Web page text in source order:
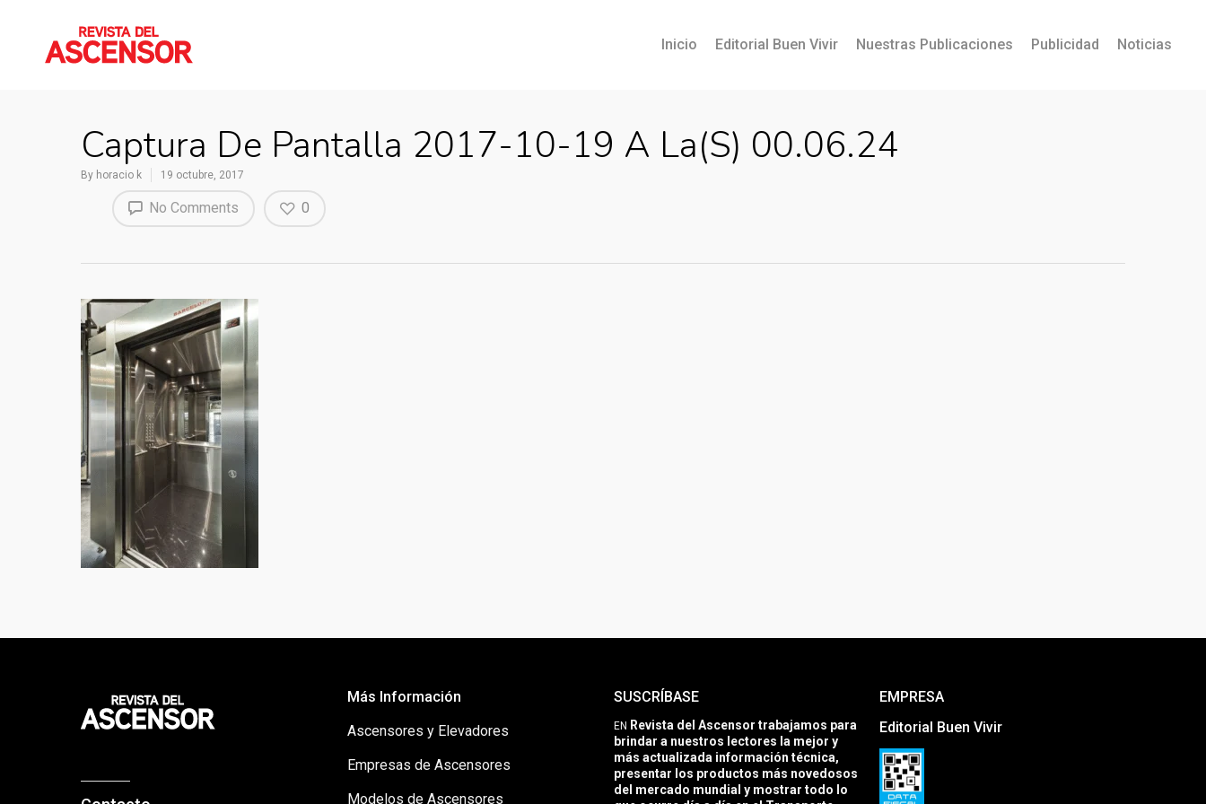
Inicio Editorial Buen Vivir Nuestras Publicaciones Publicidad Noticias
Captura De Pantalla 2017-10-19 A La(s) 00.06.24
By horacio k 19 octubre, 2017
No Comments 0
Más Información
Ascensores y Elevadores
Empresas de Ascensores
Modelos de Ascensores
SUSCRÍBASE
EN Revista del Ascensor trabajamos para
brindar a nuestros lectores la mejor y
más actualizada información técnica,
presentar los productos más novedosos
del mercado mundial y mostrar todo lo
EMPRESA
Editorial Buen Vivir